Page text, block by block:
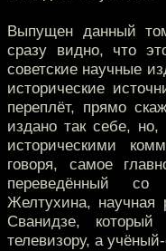
Выпущен данный
сразу видно, что
советские научные
исторические
переплёт, прямо
издано так себе,
историческими
говоря, самое
переведённый со
Желтухина, научная
Сванидзе,
телевизору, а